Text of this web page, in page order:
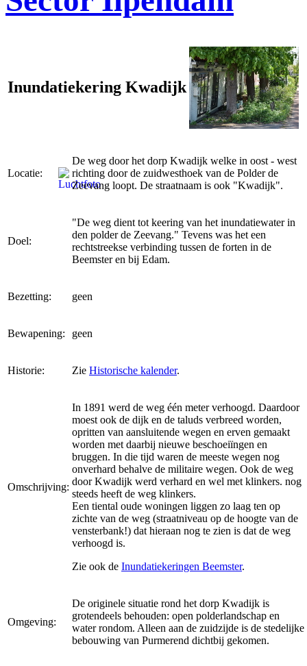
Inundatiekering Kwadijk
Locatie:
De weg door het dorp Kwadijk welke in oost - west
richting door de zuidwesthoek van de Polder de
Zeevang loopt. De straatnaam is ook "Kwadijk".
Doel:
"De weg dient tot keering van het inundatiewater in
den polder de Zeevang." Tevens was het een
rechtstreekse verbinding tussen de forten in de
Beemster en bij Edam.
Bezetting: geen
Bewapening: geen
Historie: Zie Historische kalender.
Omschrijving:
In 1891 werd de weg één meter verhoogd. Daardoor
moest ook de dijk en de taluds verbreed worden,
opritten van aansluitende wegen en erven gemaakt
worden met daarbij nieuwe beschoeiïngen en
bruggen. In die tijd waren de meeste wegen nog
onverhard behalve de militaire wegen. Ook de weg
door Kwadijk werd verhard en wel met klinkers. nog
steeds heeft de weg klinkers.
Een tiental oude woningen liggen zo laag ten op
zichte van de weg (straatniveau op de hoogte van de
vensterbank!) dat hieraan nog te zien is dat de weg
verhoogd is.
Zie ook de Inundatiekeringen Beemster.
Omgeving:
De originele situatie rond het dorp Kwadijk is
grotendeels behouden: open polderlandschap en
water rondom. Alleen aan de zuidzijde is de stedelijke
bebouwing van Purmerend dichtbij gekomen.